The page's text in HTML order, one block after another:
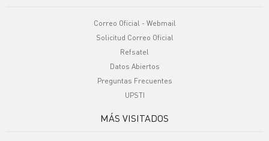
Correo Oficial - Webmail
Solicitud Correo Oficial
Refsatel
Datos Abiertos
Preguntas Frecuentes
UPSTI
MÁS VISITADOS